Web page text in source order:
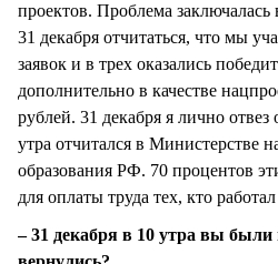
проектов. Проблема
31 декабря отчитаться, что мы
заявок и в трех оказались
дополнительно в качестве
рублей. 31 декабря я лично
утра отчитался в Министерстве
образования РФ. 70 процентов
для оплаты труда тех, кто
– 31 декабря в 10 утра вы